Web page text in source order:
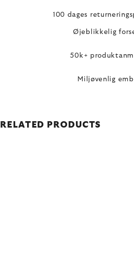
100 dages
Øjeblikkelig
50k+
Miljøvenlig
RELATED PRODUCTS